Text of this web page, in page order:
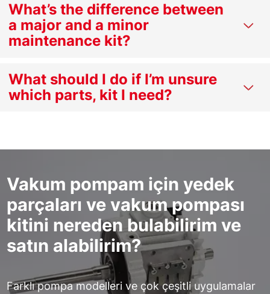
What’s the difference between
a major and a minor
maintenance kit?
What should I do if I’m unsure
which parts, kit I need?
Vakum pompam için yedek
parçaları ve vakum pompası
kitini nereden bulabilirim ve
satın alabilirim?
Farklı pompa modelleri ve çok çeşitli uygulamalar